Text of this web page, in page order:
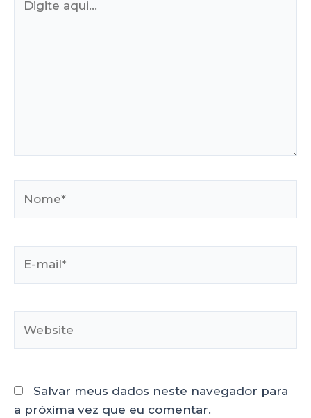
Salvar meus dados neste navegador para
a próxima vez que eu comentar.